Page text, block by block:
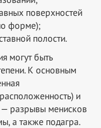
поверхностей
форме);
полости.
могут быть
К основным
и
— разрывы менисков
а также подагра.